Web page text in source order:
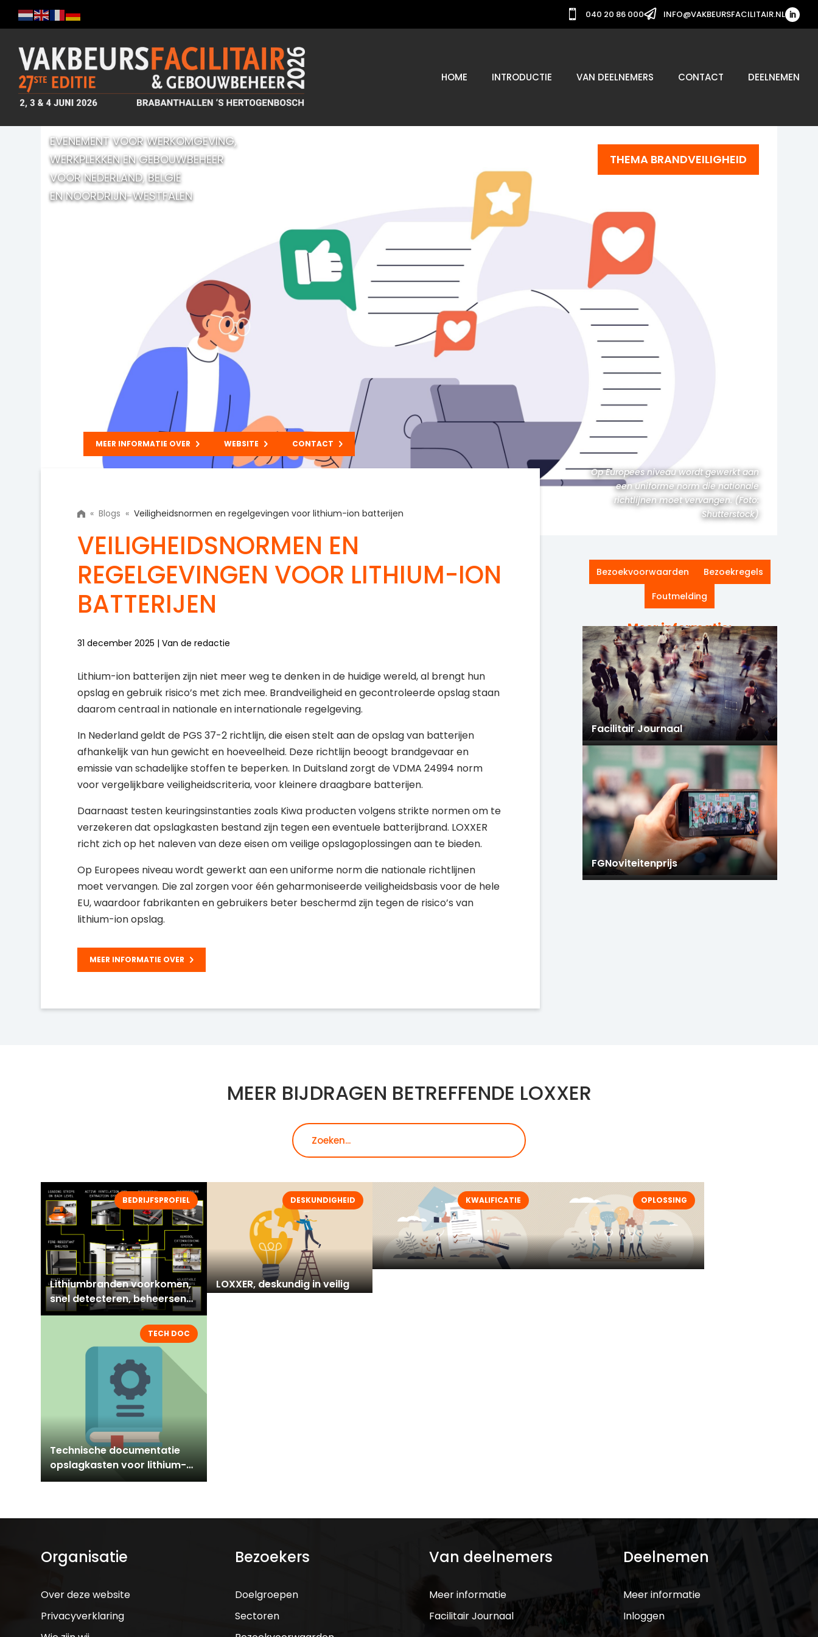
 040 20 86 000 INFO@VAKBEURSFACILITAIR.NL
HOME INTRODUCTIE VAN DEELNEMERS CONTACT DEELNEMEN
EVENEMENT VOOR WERKOMGEVING,
WERKPLEKKEN EN GEBOUWBEHEER
VOOR NEDERLAND, BELGIË
EN NOORDRIJN-WESTFALEN
THEMA BRANDVEILIGHEID
Op Europees niveau wordt gewerkt aan
een uniforme norm die nationale
richtlijnen moet vervangen. (Foto:
Shutterstock)
MEER INFORMATIE OVER WEBSITE CONTACT
«Blogs «Veiligheidsnormen en regelgevingen voor lithium-ion batterijen
VEILIGHEIDSNORMEN EN
REGELGEVINGEN VOOR LITHIUM-ION
BATTERIJEN
31 december 2025 | Van de redactie
Lithium-ion batterijen zijn niet meer weg te denken in de huidige wereld, al brengt hun
opslag en gebruik risico’s met zich mee. Brandveiligheid en gecontroleerde opslag staan
daarom centraal in nationale en internationale regelgeving.
In Nederland geldt de PGS 37-2 richtlijn, die eisen stelt aan de opslag van batterijen
afhankelijk van hun gewicht en hoeveelheid. Deze richtlijn beoogt brandgevaar en
emissie van schadelijke stoffen te beperken. In Duitsland zorgt de VDMA 24994 norm
voor vergelijkbare veiligheidscriteria, voor kleinere draagbare batterijen.
Daarnaast testen keuringsinstanties zoals Kiwa producten volgens strikte normen om te
verzekeren dat opslagkasten bestand zijn tegen een eventuele batterijbrand. LOXXER
richt zich op het naleven van deze eisen om veilige opslagoplossingen aan te bieden.
Op Europees niveau wordt gewerkt aan een uniforme norm die nationale richtlijnen
moet vervangen. Die zal zorgen voor één geharmoniseerde veiligheidsbasis voor de hele
EU, waardoor fabrikanten en gebruikers beter beschermd zijn tegen de risico’s van
lithium-ion opslag.
MEER INFORMATIE OVER
Bezoekvoorwaarden
Bezoekregels
Foutmelding
Meer informatie:
Facilitair Journaal
FGNoviteitenprijs
MEER BIJDRAGEN BETREFFENDE LOXXER
BEDRIJFSPROFIEL
Lithiumbranden voorkomen,
snel detecteren, beheersen
en blussen
DESKUNDIGHEID
LOXXER, deskundig in veilig
KWALIFICATIE OPLOSSING
TECH DOC
Technische documentatie
opslagkasten voor lithium-
ion batterijen
Organisatie
Over deze website
Privacyverklaring
Bezoekers
Doelgroepen
Sectoren
Van deelnemers
Meer informatie
Facilitair Journaal
Deelnemen
Meer informatie
Inloggen